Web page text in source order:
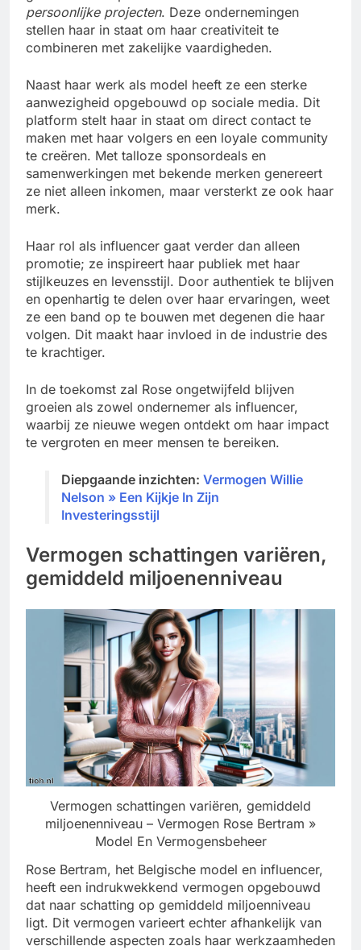
persoonlijke projecten. Deze ondernemingen
stellen haar in staat om haar creativiteit te
combineren met zakelijke vaardigheden.
Naast haar werk als model heeft ze een sterke
aanwezigheid opgebouwd op sociale media. Dit
platform stelt haar in staat om direct contact te
maken met haar volgers en een loyale community
te creëren. Met talloze sponsordeals en
samenwerkingen met bekende merken genereert
ze niet alleen inkomen, maar versterkt ze ook haar
merk.
Haar rol als influencer gaat verder dan alleen
promotie; ze inspireert haar publiek met haar
stijlkeuzes en levensstijl. Door authentiek te blijven
en openhartig te delen over haar ervaringen, weet
ze een band op te bouwen met degenen die haar
volgen. Dit maakt haar invloed in de industrie des
te krachtiger.
In de toekomst zal Rose ongetwijfeld blijven
groeien als zowel ondernemer als influencer,
waarbij ze nieuwe wegen ontdekt om haar impact
te vergroten en meer mensen te bereiken.
Diepgaande inzichten: Vermogen Willie
Nelson » Een Kijkje In Zijn
Investeringsstijl
Vermogen schattingen variëren,
gemiddeld miljoenenniveau
Vermogen schattingen variëren, gemiddeld
miljoenenniveau – Vermogen Rose Bertram »
Model En Vermogensbeheer
Rose Bertram, het Belgische model en influencer,
heeft een indrukwekkend vermogen opgebouwd
dat naar schatting op gemiddeld miljoenniveau
ligt. Dit vermogen varieert echter afhankelijk van
verschillende aspecten zoals haar werkzaamheden